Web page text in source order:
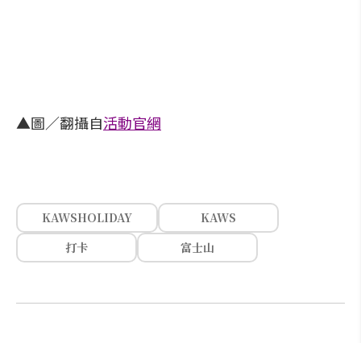
▲圖／翻攝自活動官網
KAWSHOLIDAY
KAWS
打卡
富士山